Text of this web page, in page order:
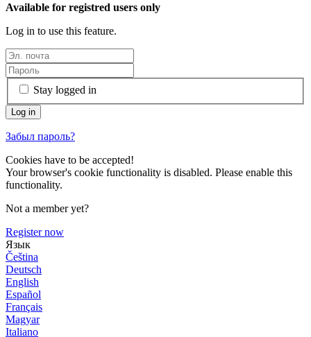
Available for registred users only
Log in to use this feature.
Stay logged in
Забыл пароль?
Cookies have to be accepted!
Your browser's cookie functionality is disabled. Please enable this
functionality.
Not a member yet?
Register now
Язык
Čeština
Deutsch
English
Español
Français
Magyar
Italiano